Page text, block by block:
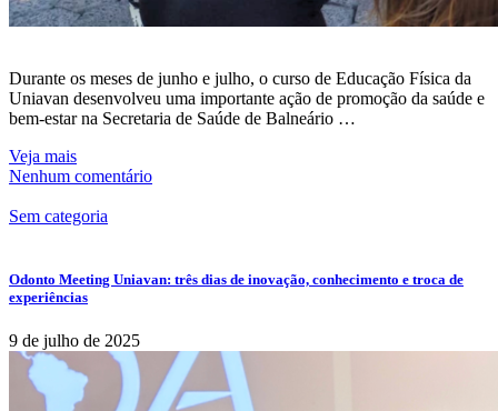
Durante os meses de junho e julho, o curso de Educação Física da
Uniavan desenvolveu uma importante ação de promoção da saúde e
bem-estar na Secretaria de Saúde de Balneário …
Veja mais
Nenhum comentário
Sem categoria
Odonto Meeting Uniavan: três dias de inovação, conhecimento e troca de
experiências
9 de julho de 2025